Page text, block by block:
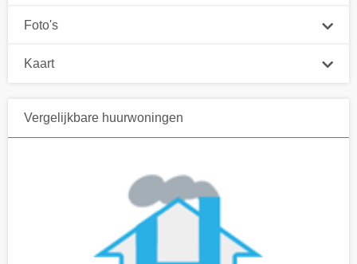
Notities bewaren
Foto's
Kaart
Vergelijkbare huurwoningen